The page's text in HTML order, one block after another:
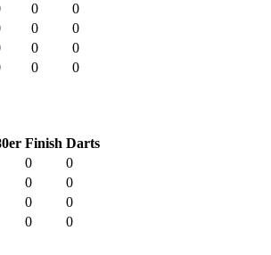
0
0
0
0
0
0
0 0
Finish Darts
0
0
0
0
0
0
0
0